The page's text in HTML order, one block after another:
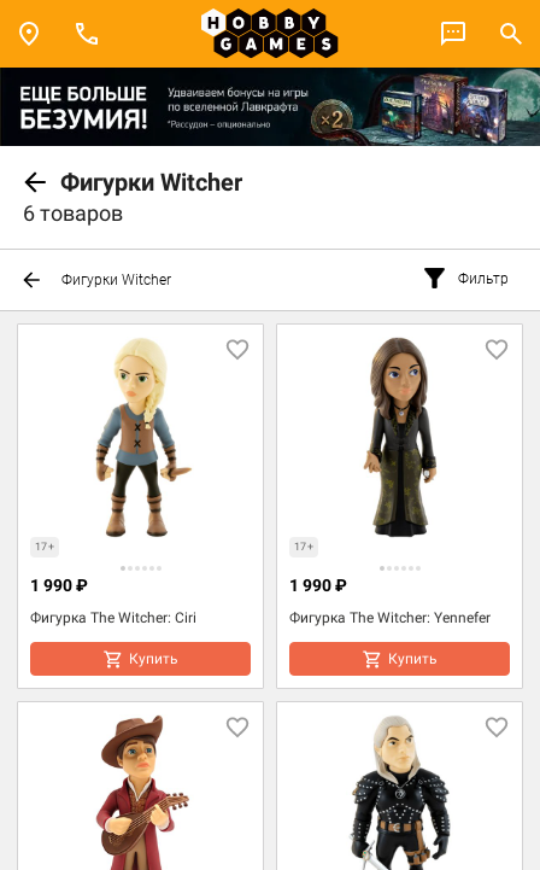
Фигурки Witcher
6 товаров
Фигурки Witcher Фильтр
17+
Фигурка The Witcher: Ciri
1 990 ₽
Купить
17+
Фигурка The Witcher: Yennefer
1 990 ₽
Купить